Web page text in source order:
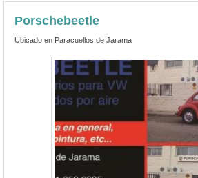
Porschebeetle
Ubicado en Paracuellos de Jarama